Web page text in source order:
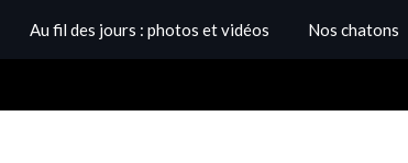
Au fil des jours : photos et vidéos Nos chatons